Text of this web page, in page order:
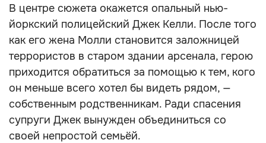
В центре сюжета окажется опальный нью-
йоркский полицейский Джек Келли. После того
как его жена Молли становится заложницей
террористов в старом здании арсенала, герою
приходится обратиться за помощью к тем, кого
он меньше всего хотел бы видеть рядом, —
собственным родственникам. Ради спасения
супруги Джек вынужден объединиться со
своей непростой семьёй.